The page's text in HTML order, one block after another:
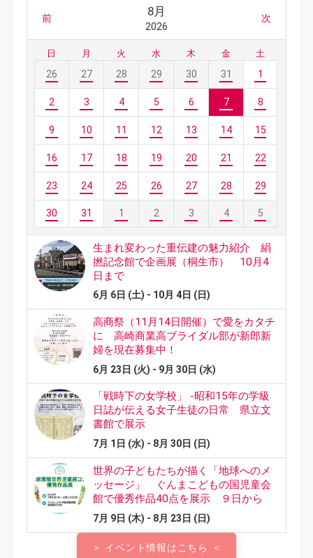
＞ イベント情報はこちら ＜